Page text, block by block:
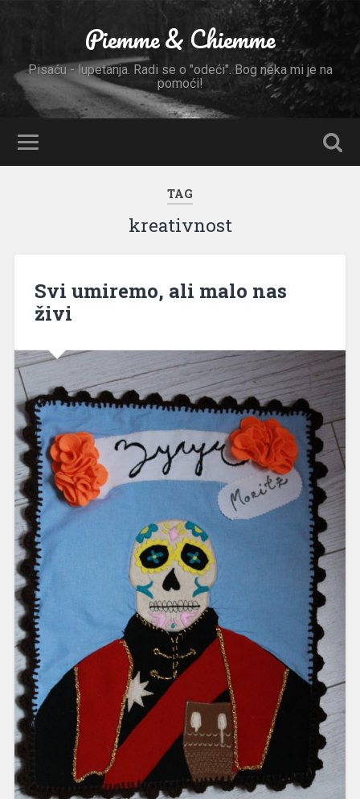
Piemme & Chiemme
Pisaću - lupetanja. Radi se o "odeći". Bog neka mi je na
pomoći!
TAG
kreativnost
Svi umiremo, ali malo nas
živi